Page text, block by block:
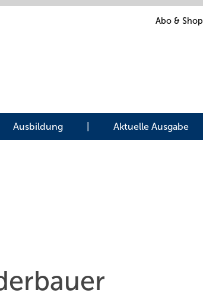
Abo & Shop
Ausbildung Aktuelle Ausgabe